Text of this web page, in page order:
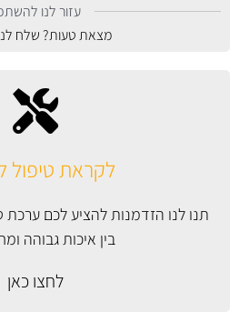
לקראת טיפול
תנו לנו הזדמנות להציע לכם ערכת
בין איכות גבוהה
לחצו כאן
עזור לנו
מצאת טעות? שלח